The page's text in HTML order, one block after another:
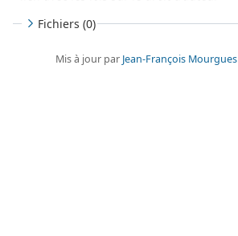
Fichiers (0)
Mis à jour par Jean-François Mourgues